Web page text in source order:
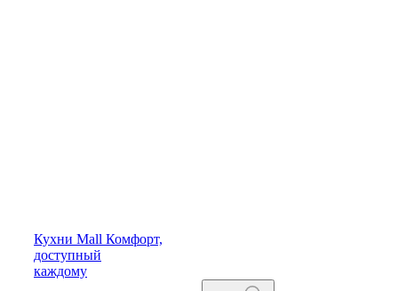
Кухни Mall Комфорт,
доступный
каждому